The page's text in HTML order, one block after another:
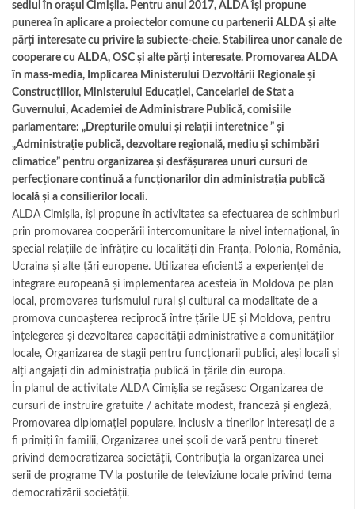
sediul în orașul Cimişlia. Pentru anul 2017, ALDA își propune
punerea în aplicare a proiectelor comune cu partenerii ALDA și alte
părți interesate cu privire la subiecte-cheie. Stabilirea unor canale de
cooperare cu ALDA, OSC și alte părți interesate. Promovarea ALDA
în mass-media, Implicarea Ministerului Dezvoltării Regionale și
Construcțiilor, Ministerului Educației, Cancelariei de Stat a
Guvernului, Academiei de Administrare Publică, comisiile
parlamentare: „Drepturile omului şi relaţii interetnice ” și
„Administrație publică, dezvoltare regională, mediu și schimbări
climatice” pentru organizarea și desfășurarea unuri cursuri de
perfecționare continuă a funcționarilor din administrația publică
locală și a consilierilor locali.
ALDA Cimișlia, își propune în activitatea sa efectuarea de schimburi
prin promovarea cooperării intercomunitare la nivel internațional, în
special relațiile de înfrățire cu localități din Franța, Polonia, România,
Ucraina și alte țări europene. Utilizarea eficientă a experienței de
integrare europeană și implementarea acesteia în Moldova pe plan
local, promovarea turismului rural și cultural ca modalitate de a
promova cunoașterea reciprocă între țările UE și Moldova, pentru
înțelegerea și dezvoltarea capacității administrative a comunităților
locale, Organizarea de stagii pentru funcționarii publici, aleși locali și
alți angajați din administrația publică în țările din europa.
În planul de activitate ALDA Cimișlia se regăsesc Organizarea de
cursuri de instruire gratuite / achitate modest, franceză și engleză,
Promovarea diplomației populare, inclusiv a tinerilor interesați de a
fi primiți în familii, Organizarea unei școli de vară pentru tineret
privind democratizarea societății, Contribuția la organizarea unei
serii de programe TV la posturile de televiziune locale privind tema
democratizării societăţii.